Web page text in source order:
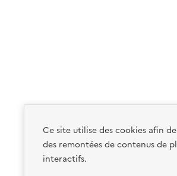
Ce site utilise des cookies afin
des remontées de contenus de
interactifs.